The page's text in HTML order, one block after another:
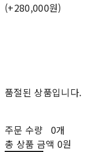
(+280,000원)
품절된 상품입니다.
주문 수량 0개
총 상품 금액 0원